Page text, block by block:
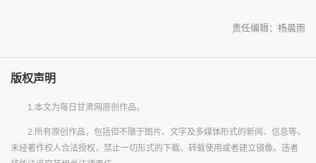
责任编辑：杨晨雨
版权声明
1.本文为每日甘肃网原创作品。
2.所有原创作品，包括但不限于图片、文字及多媒体形式的新闻、信息等，
未经著作权人合法授权，禁止一切形式的下载、转载使用或者建立镜像。违者